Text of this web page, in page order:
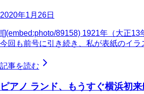
2020年1月26日
![](embed:photo/89158) 1921年（大正
今回も前号に引き続き、私が表紙のイ
記事を読む
ピアノ ランド、もうすぐ横浜初来